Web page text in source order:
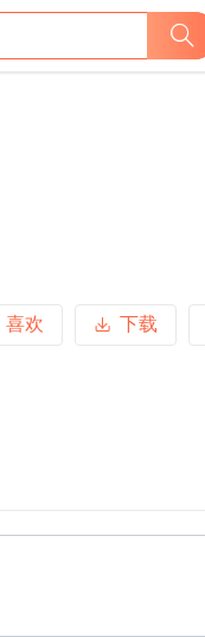
喜欢
下载